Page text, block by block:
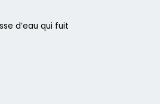
d’eau qui fuit